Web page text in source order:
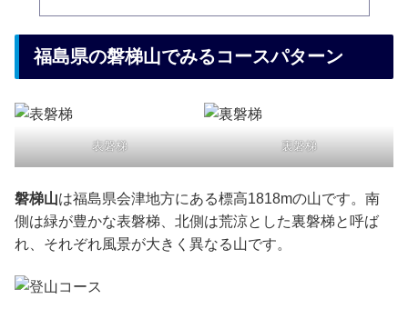
福島県の磐梯山でみるコースパターン
表磐梯 裏磐梯
磐梯山は福島県会津地方にある標高1818mの山です。南
側は緑が豊かな表磐梯、北側は荒涼とした裏磐梯と呼ば
れ、それぞれ風景が大きく異なる山です。